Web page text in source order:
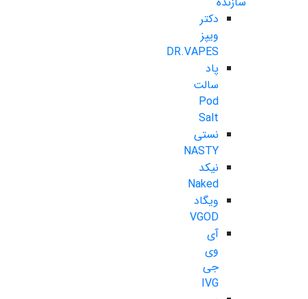
دکتر
ویپز
DR.VAPES
پاد
سالت
Pod
Salt
نستی
NASTY
نیکد
Naked
ویگاد
VGOD
آی
وی
جی
IVG